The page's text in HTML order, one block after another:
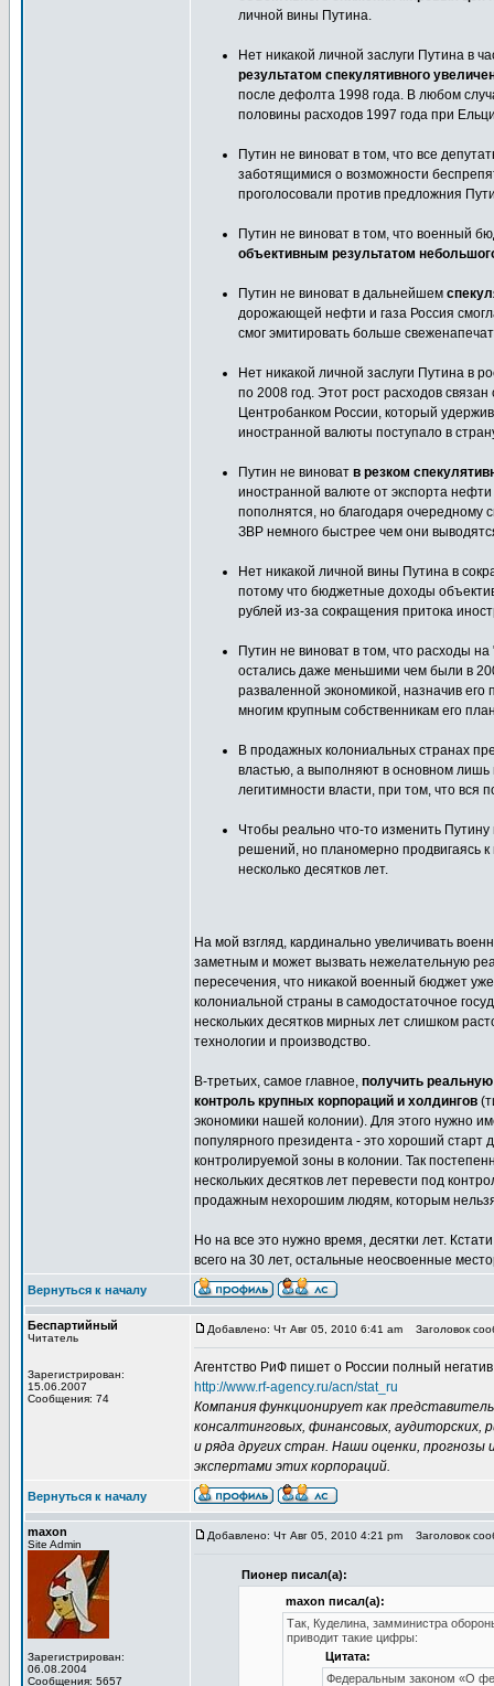
личной вины Путина.
Нет никакой личной заслуги Путина в
результатом спекулятивного
после дефолта 1998 года. В любом
половины расходов 1997 года при
Путин не виноват в том, что все
заботящимися о возможности
проголосовали против предложния
Путин не виноват в том, что военный
объективным результатом
Путин не виноват в дальнейшем
дорожающей нефти и газа Россия
смог эмитировать больше
Нет никакой личной заслуги Путина в
по 2008 год. Этот рост расходов
Центробанком России, который
иностранной валюты поступало в
Путин не виноват в резком
иностранной валюте от экспорта
пополнятся, но благодаря очередному
ЗВР немного быстрее чем они
Нет никакой личной вины Путина в
потому что бюджетные доходы
рублей из-за сокращения притока
Путин не виноват в том, что расходы
остались даже меньшими чем были в
разваленной экономикой, назначив его
многим крупным собственникам его
В продажных колониальных странах
властью, а выполняют в основном лишь
легитимности власти, при том, что вся
Чтобы реально что-то изменить
решений, но планомерно продвигаясь к
несколько десятков лет.
На мой взгляд, кардинально увеличивать
заметным и может вызвать нежелательную
пересечения, что никакой военный бюджет
колониальной страны в самодостаточное
нескольких десятков мирных лет слишком
технологии и производство.
В-третьих, самое главное, получить
контроль крупных корпораций и холдингов
экономики нашей колонии). Для этого нужно
популярного президента - это хороший старт
контролируемой зоны в колонии. Так
нескольких десятков лет перевести под
продажным нехорошим людям, которым
Но на все это нужно время, десятки лет.
всего на 30 лет, остальные неосвоенные
Вернуться к началу
Беспартийный
Читатель
Зарегистрирован:
15.06.2007
Сообщения: 74
Добавлено: Чт Авг 05, 2010 6:41 am Заголовок
Агентство РиФ пишет о России полный
http://www.rf-agency.ru/acn/stat_ru
Компания функционирует как
консалтинговых, финансовых,
и ряда других стран. Наши оценки, прогнозы
экспертами этих корпораций.
Вернуться к началу
maxon
Site Admin
Зарегистрирован:
06.08.2004
Сообщения: 5657
Добавлено: Чт Авг 05, 2010 4:21 pm Заголовок
Пионер писал(а):
maxon писал(а):
Так, Куделина, замминистра
приводит такие цифры:
Цитата:
Федеральным законом «О